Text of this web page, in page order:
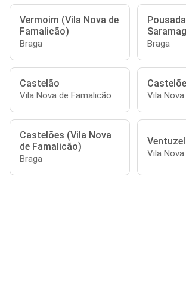
Vermoim (Vila Nova de
Famalicão)
Braga Braga
Castelão
Vila Nova de Famalicão Vila
Castelões (Vila Nova
de Famalicão)
Braga
Vila